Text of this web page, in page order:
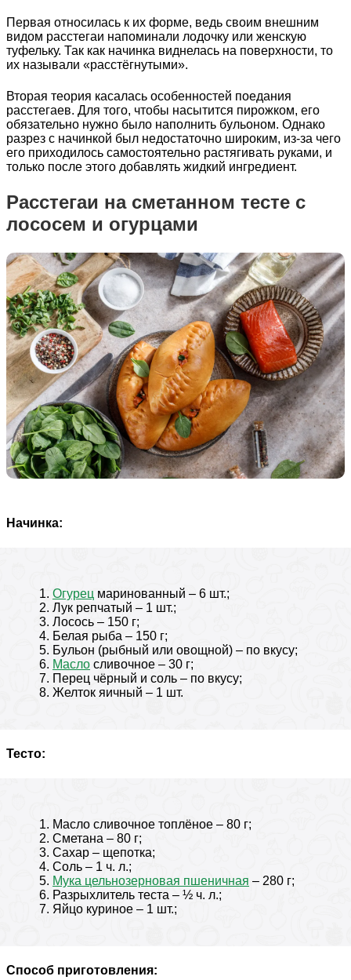
Первая относилась к их форме, ведь своим внешним
видом расстегаи напоминали лодочку или женскую
туфельку. Так как начинка виднелась на поверхности, то
их называли «расстёгнутыми».
Вторая теория касалась особенностей поедания
расстегаев. Для того, чтобы насытится пирожком, его
обязательно нужно было наполнить бульоном. Однако
разрез с начинкой был недостаточно широким, из-за чего
его приходилось самостоятельно растягивать руками, и
только после этого добавлять жидкий ингредиент.
Расстегаи на сметанном тесте с
лососем и огурцами
Начинка:
Огурец маринованный – 6 шт.;
Лук репчатый – 1 шт.;
Лосось – 150 г;
Белая рыба – 150 г;
Бульон (рыбный или овощной) – по вкусу;
Масло сливочное – 30 г;
Перец чёрный и соль – по вкусу;
Желток яичный – 1 шт.
Тесто:
Масло сливочное топлёное – 80 г;
Сметана – 80 г;
Сахар – щепотка;
Соль – 1 ч. л.;
Мука цельнозерновая пшеничная – 280 г;
Разрыхлитель теста – ½ ч. л.;
Яйцо куриное – 1 шт.;
Способ приготовления: